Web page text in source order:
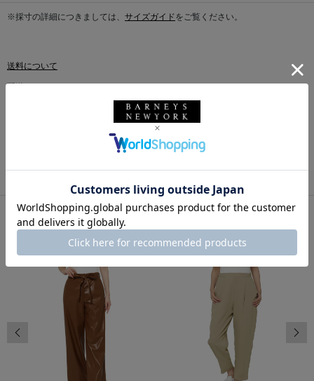
※採寸の詳細につきましては、 サイズガイドをご覧ください。
送料について
同じカテゴリのアイテム
前の画像